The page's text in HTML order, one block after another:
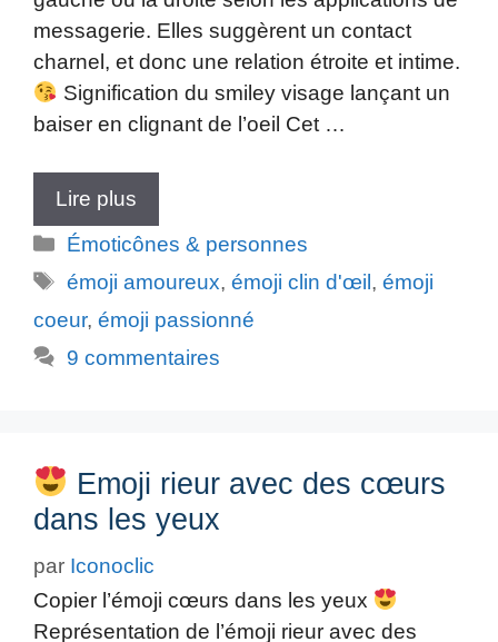
messagerie. Elles suggèrent un contact
charnel, et donc une relation étroite et intime.
Signification du smiley visage lançant un
baiser en clignant de l’oeil Cet …
Lire plus
Catégories
Émoticônes & personnes
Étiquettes
émoji amoureux,émoji clin d'œil,émoji
coeur, émoji passionné
9 commentaires
Emoji rieur avec des cœurs
dans les yeux
par Iconoclic
Copier l’émoji cœurs dans les yeux
Représentation de l’émoji rieur avec des